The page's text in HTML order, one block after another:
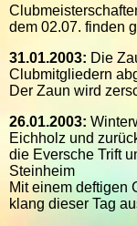
dem 02.07. finden
31.01.2003: Die
Clubmitgliedern
Der Zaun wird
26.01.2003:
Eichholz und
die Eversche Trift
Steinheim
Mit einem deftigen
klang dieser Tag